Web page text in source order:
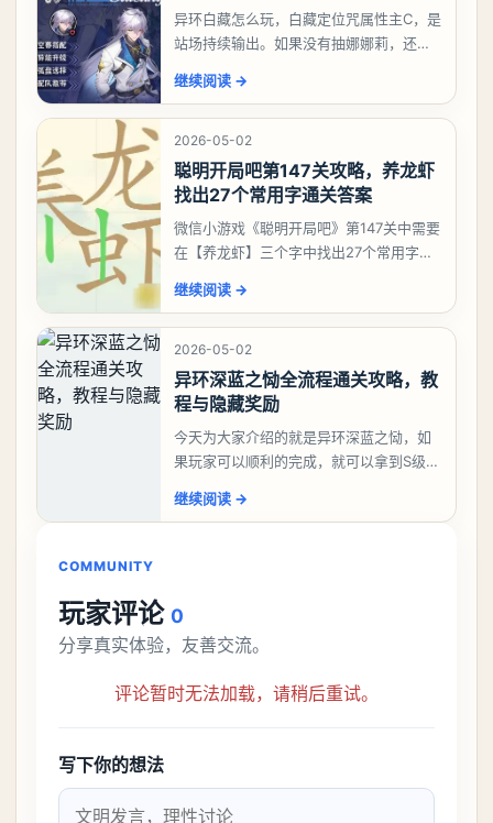
异环白藏怎么玩，白藏定位咒属性主C，是
站场持续输出。如果没有抽娜娜莉，还没
有娜娜莉缺另外一个二队C想打深渊也可以
考虑养个白藏
继续阅读 →
2026-05-02
聪明开局吧第147关攻略，养龙虾
找出27个常用字通关答案
微信小游戏《聪明开局吧》第147关中需要
在【养龙虾】三个字中找出27个常用字，
大、夫、夰、巾、中、虫、下、虾、卜、
囗、吓、卟、
继续阅读 →
2026-05-02
异环深蓝之恸全流程通关攻略，教
程与隐藏奖励
今天为大家介绍的就是异环深蓝之恸，如
果玩家可以顺利的完成，就可以拿到S级弧
比较高的，对于那些新手玩家并不建议直
继续阅读 →
COMMUNITY
玩家评论 0
分享真实体验，友善交流。
评论暂时无法加载，请稍后重试。
写下你的想法